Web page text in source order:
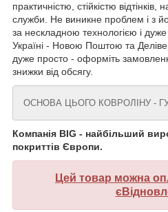
практичністю, стійкістю
служби. Не виникне проблем і з
за нескладною технологією і
Україні - Новою Поштою та
дуже просто - оформіть
знижки від обсягу.
ОСНОВА ЦЬОГО КОВРОЛІНУ -
Компанія BIG - найбільший
покриттів Європи.
Цей товар можна